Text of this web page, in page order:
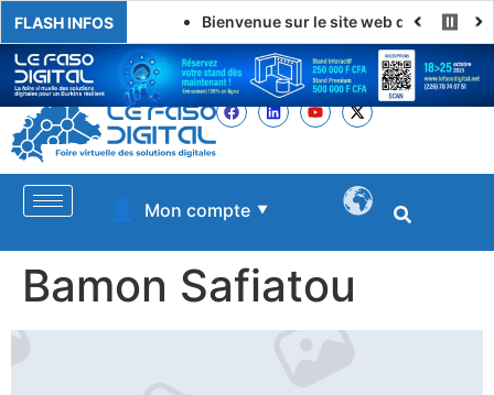
FLASH INFOS Bienvenue sur le site web de LE FASO
👤 Mon compte ▼
Bamon Safiatou